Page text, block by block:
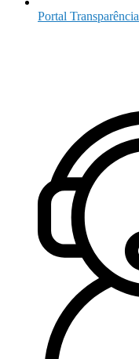
Portal Transparência